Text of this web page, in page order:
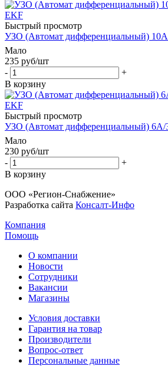
Быстрый просмотр
УЗО (Автомат дифференциальный)
Мало
235 руб/шт
-
+
В корзину
Быстрый просмотр
УЗО (Автомат дифференциальный)
Мало
230 руб/шт
-
+
В корзину
ООО «Регион-Снабжение»
Разработка сайта Консалт-Инфо
Компания
Помощь
О компании
Новости
Сотрудники
Вакансии
Магазины
Условия доставки
Гарантия на товар
Производители
Вопрос-ответ
Персональные данные